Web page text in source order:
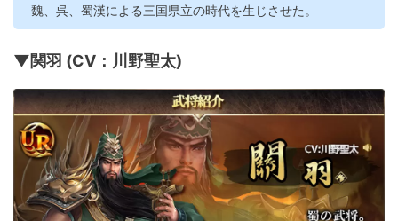
魏、呉、蜀漢による三国県立の時代を生じさせた。
▼関羽 (CV：川野聖太)